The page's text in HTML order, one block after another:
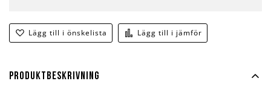
Lägg till i önskelista Lägg till i jämför
Produktbeskrivning